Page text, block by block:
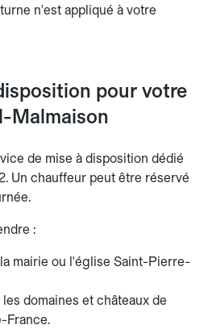
n'est appliqué à votre
pour votre
Malmaison
de mise à disposition dédié
Un chauffeur peut être réservé
:
mairie ou l'église Saint-Pierre-
domaines et châteaux de
France.